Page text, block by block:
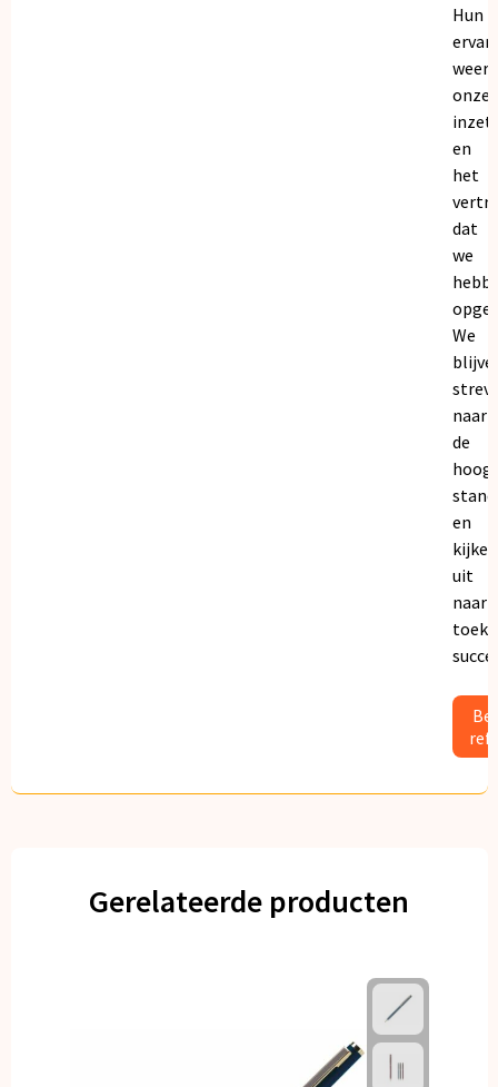
Hun
onze
inzet
en
het
dat
we
We
naar
de
en
kijken
uit
naar
Gerelateerde producten